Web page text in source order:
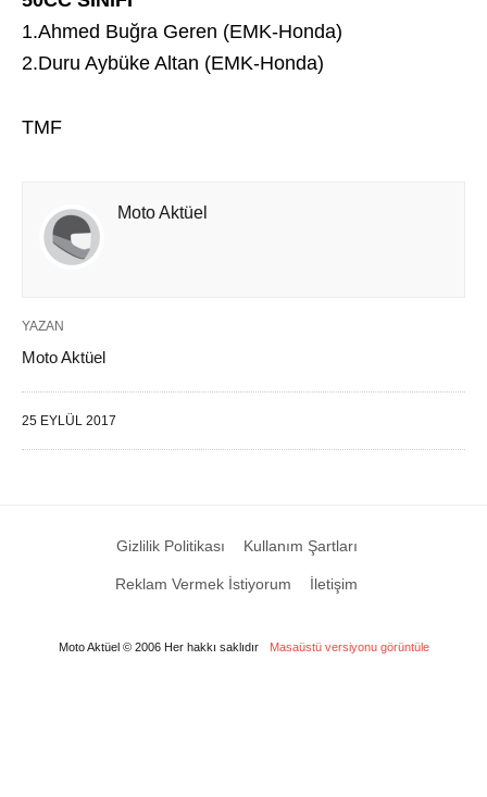
1.Ahmed Buğra Geren (EMK-Honda)
2.Duru Aybüke Altan (EMK-Honda)
TMF
Moto Aktüel
YAZAN
Moto Aktüel
25 EYLÜL 2017
Gizlilik Politikası Kullanım Şartları
Reklam Vermek İstiyorum İletişim
Moto Aktüel © 2006 Her hakkı saklıdır Masaüstü versiyonu görüntüle